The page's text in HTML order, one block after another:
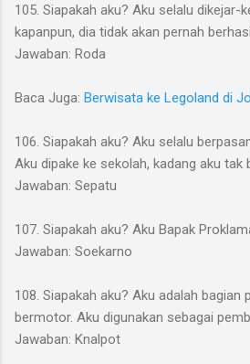
105. Siapakah aku? Aku selalu dikejar-
kapanpun, dia tidak akan pernah
Jawaban: Roda
Baca Juga: Berwisata ke Legoland di
106. Siapakah aku? Aku selalu
Aku dipake ke sekolah, kadang aku tak
Jawaban: Sepatu
107. Siapakah aku? Aku Bapak
Jawaban: Soekarno
108. Siapakah aku? Aku adalah bagian
bermotor. Aku digunakan sebagai
Jawaban: Knalpot